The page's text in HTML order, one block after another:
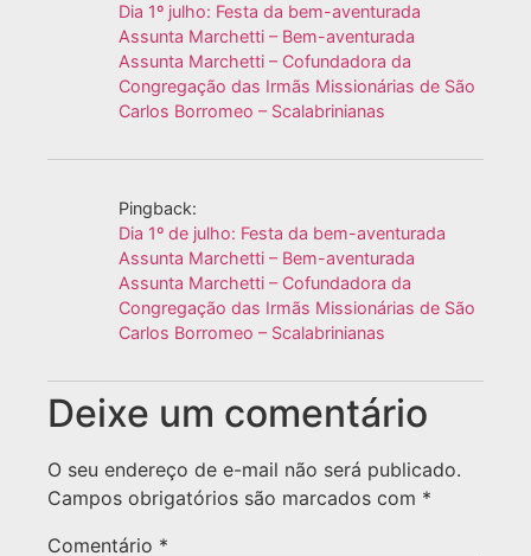
Dia 1º julho: Festa da bem-aventurada
Assunta Marchetti – Bem-aventurada
Assunta Marchetti – Cofundadora da
Congregação das Irmãs Missionárias de São
Carlos Borromeo – Scalabrinianas
Pingback:
Dia 1º de julho: Festa da bem-aventurada
Assunta Marchetti – Bem-aventurada
Assunta Marchetti – Cofundadora da
Congregação das Irmãs Missionárias de São
Carlos Borromeo – Scalabrinianas
Deixe um comentário
O seu endereço de e-mail não será publicado.
Campos obrigatórios são marcados com *
Comentário *